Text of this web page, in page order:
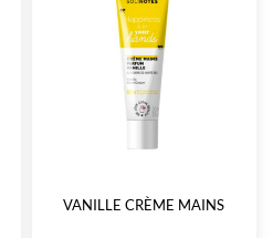
VANILLE CRÈME MAINS